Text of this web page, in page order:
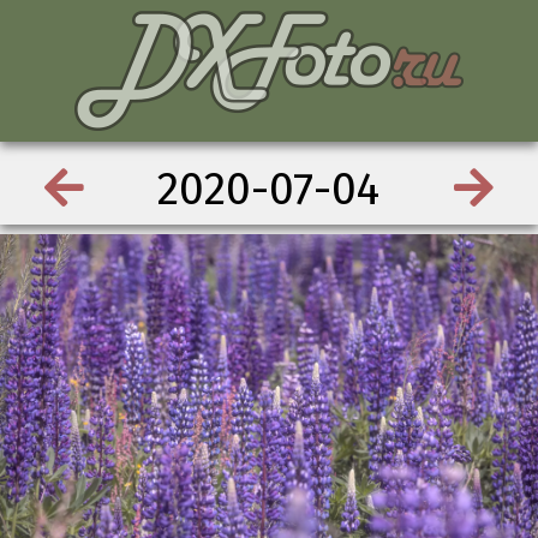
2020-07-04